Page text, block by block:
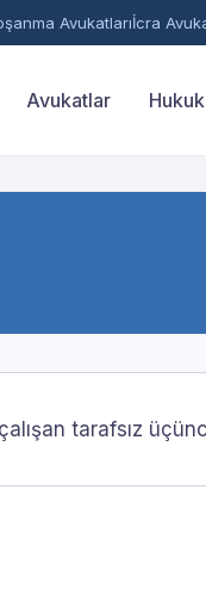
Avukatlarıİcra
Avukatlar
tarafsız